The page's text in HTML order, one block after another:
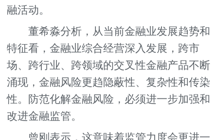
融活动。
董希淼分析，从当前金融业发展趋势和
特征看，金融业综合经营深入发展，跨市
场、跨行业、跨领域的交叉性金融产品不断
涌现，金融风险更趋隐蔽性、复杂性和传染
性。防范化解金融风险，必须进一步加强和
改进金融监管。
曾刚表示，这意味着监管力度会更进一